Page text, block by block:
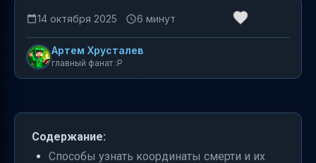
14 октября 2025 6 минут
Артем Хрусталев
главный фанат :P
Содержание:
Способы узнать координаты смерти и их